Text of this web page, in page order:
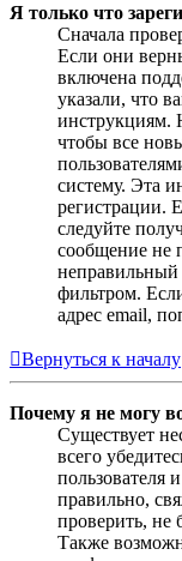
Я только что
Сначала
Если они
включена
указали, что
инструкциям.
чтобы все
систему. Эта
регистрации.
следуйте
сообщение не
неправильный
фильтром.
адрес email,
Вернуться к началу
Почему я не могу
Существует
всего
пользователя
правильно,
проверить, не
Также